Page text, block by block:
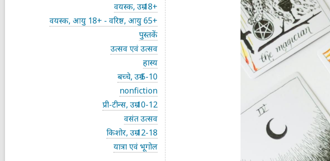
स
भी
का
खें
वयस्क, उम्र 18+
स
भी
वयस्क, आयु 18+ - वरिष्ठ, आयु 65+
स
भी
का
खें
पुस्तकें
स
भी
उत्सव एवं उत्सव
स
भी
का
र्ड
दे
खें
हास्य
स
भी
का
र्ड
दे
बच्चे, उम्र 5-10
स
भी
का
दे
खें
nonfiction
स
भी
प्री-टीन्स, उम्र 10-12
स
भी
का
र्ड
दे
वसंत उत्सव
स
भी
का
किशोर, उम्र 12-18
स
भी
यात्रा एवं भूगोल